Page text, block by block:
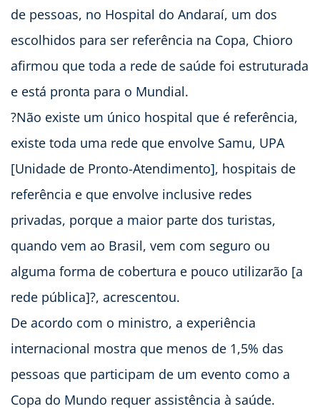
de pessoas, no Hospital do Andaraí, um dos
escolhidos para ser referência na Copa, Chioro
afirmou que toda a rede de saúde foi estruturada
e está pronta para o Mundial.
?Não existe um único hospital que é referência,
existe toda uma rede que envolve Samu, UPA
[Unidade de Pronto-Atendimento], hospitais de
referência e que envolve inclusive redes
privadas, porque a maior parte dos turistas,
quando vem ao Brasil, vem com seguro ou
alguma forma de cobertura e pouco utilizarão [a
rede pública]?, acrescentou.
De acordo com o ministro, a experiência
internacional mostra que menos de 1,5% das
pessoas que participam de um evento como a
Copa do Mundo requer assistência à saúde.